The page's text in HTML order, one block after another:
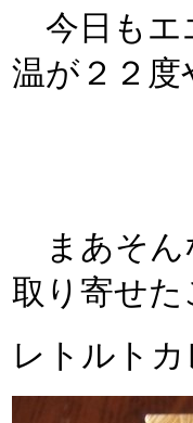
今日もエ
温が２２
まあそん
取り寄せ
レトルト